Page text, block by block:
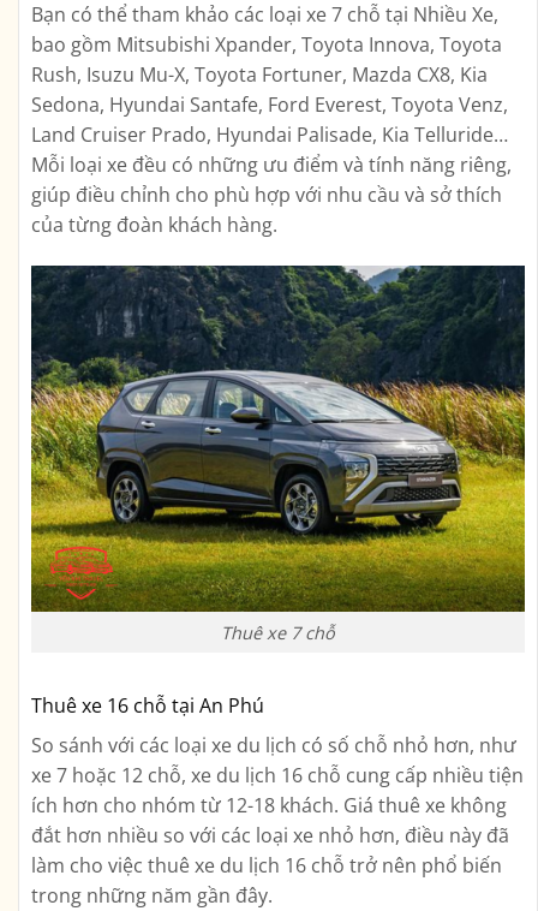
Bạn có thể tham khảo các loại xe 7 chỗ tại Nhiều Xe,
bao gồm Mitsubishi Xpander, Toyota Innova, Toyota
Rush, Isuzu Mu-X, Toyota Fortuner, Mazda CX8, Kia
Sedona, Hyundai Santafe, Ford Everest, Toyota Venz,
Land Cruiser Prado, Hyundai Palisade, Kia Telluride…
Mỗi loại xe đều có những ưu điểm và tính năng riêng,
giúp điều chỉnh cho phù hợp với nhu cầu và sở thích
của từng đoàn khách hàng.
Thuê xe 7 chỗ
Thuê xe 16 chỗ tại An Phú
So sánh với các loại xe du lịch có số chỗ nhỏ hơn, như
xe 7 hoặc 12 chỗ, xe du lịch 16 chỗ cung cấp nhiều tiện
ích hơn cho nhóm từ 12-18 khách. Giá thuê xe không
đắt hơn nhiều so với các loại xe nhỏ hơn, điều này đã
làm cho việc thuê xe du lịch 16 chỗ trở nên phổ biến
trong những năm gần đây.